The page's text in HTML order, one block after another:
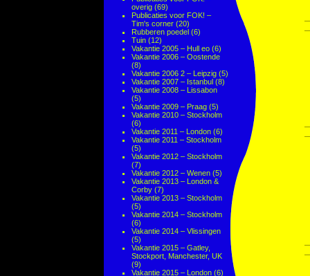
overig (69)
Publicaties voor FOK! –
Tim's corner (20)
Rubberen poedel (6)
Tuin (12)
Vakantie 2005 – Hull eo (6)
Vakantie 2006 – Oostende
(8)
Vakantie 2006 2 – Leipzig (5)
Vakantie 2007 – Istanbul (8)
Vakantie 2008 – Lissabon
(5)
Vakantie 2009 – Praag (5)
Vakantie 2010 – Stockholm
(6)
Vakantie 2011 – London (6)
Vakantie 2011 – Stockholm
(5)
Vakantie 2012 – Stockholm
(7)
Vakantie 2012 – Wenen (5)
Vakantie 2013 – London &
Corby (7)
Vakantie 2013 – Stockholm
(5)
Vakantie 2014 – Stockholm
(6)
Vakantie 2014 – Vlissingen
(5)
Vakantie 2015 – Gatley,
Stockport, Manchester, UK
(9)
Vakantie 2015 – London (6)